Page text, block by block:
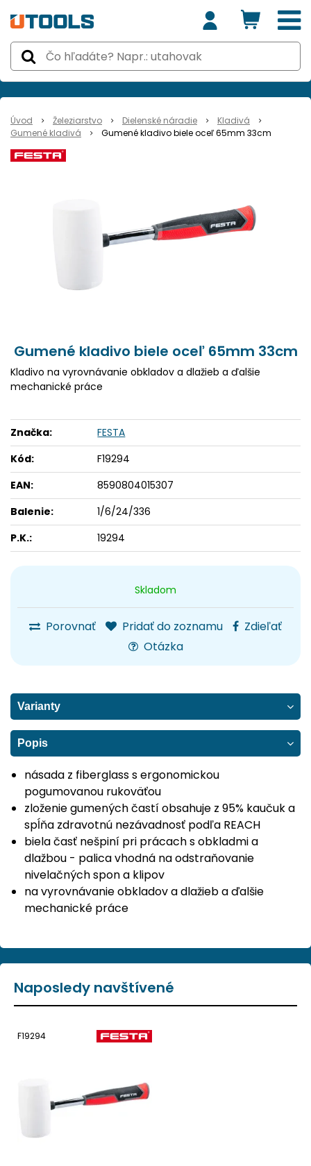
Úvod Železiarstvo Dielenské náradie
Kladivá
Gumené kladivá
Gumené kladivo biele oceľ 65mm 33cm
Skladom
Porovnať Pridať do zoznamu
Zdieľať
Otázka
Gumené kladivo biele oceľ 65mm 33cm
Kladivo na vyrovnávanie obkladov a dlažieb a ďalšie
mechanické práce
Značka:
FESTA
Kód:
F19294
EAN:
8590804015307
Balenie:
1/6/24/336
P.K.:
19294
Varianty
Popis
násada z fiberglass s ergonomickou
pogumovanou rukoväťou
zloženie gumených častí obsahuje z 95% kaučuk a
spĺňa zdravotnú nezávadnosť podľa REACH
biela časť nešpiní pri prácach s obkladmi a
dlažbou - palica vhodná na odstraňovanie
nivelačných spon a klipov
na vyrovnávanie obkladov a dlažieb a ďalšie
mechanické práce
Naposledy navštívené
F19294